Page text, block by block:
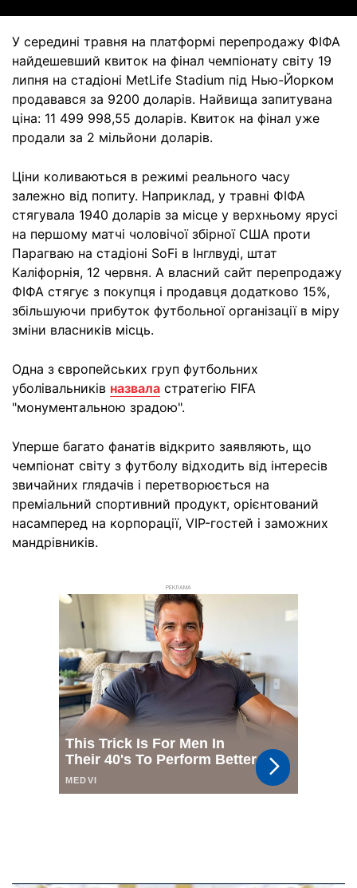
У середині травня на платформі перепродажу ФІФА
найдешевший квиток на фінал чемпіонату світу 19
липня на стадіоні MetLife Stadium під Нью-Йорком
продавався за 9200 доларів. Найвища запитувана
ціна: 11 499 998,55 доларів. Квиток на фінал уже
продали за 2 мільйони доларів.
Ціни коливаються в режимі реального часу
залежно від попиту. Наприклад, у травні ФІФА
стягувала 1940 доларів за місце у верхньому ярусі
на першому матчі чоловічої збірної США проти
Парагваю на стадіоні SoFi в Інглвуді, штат
Каліфорнія, 12 червня. А власний сайт перепродажу
ФІФА стягує з покупця і продавця додатково 15%,
збільшуючи прибуток футбольної організації в міру
зміни власників місць.
Одна з європейських груп футбольних
уболівальників назвала стратегію FIFA
"монументальною зрадою".
Уперше багато фанатів відкрито заявляють, що
чемпіонат світу з футболу відходить від інтересів
звичайних глядачів і перетворюється на
преміальний спортивний продукт, орієнтований
насамперед на корпорації, VIP-гостей і заможних
мандрівників.
РЕКЛАМА